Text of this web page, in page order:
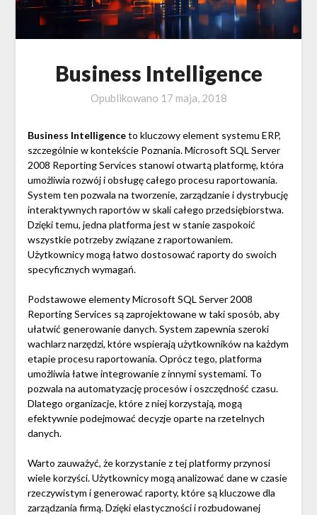
Business Intelligence
Opublikowano 17 maja, 2018
Business Intelligenceto kluczowy element systemu ERP,
szczególnie w kontekście Poznania. Microsoft SQL Server
2008 Reporting Services stanowi otwartą platformę, która
umożliwia rozwój i obsługę całego procesu raportowania.
System ten pozwala na tworzenie, zarządzanie i dystrybucję
interaktywnych raportów w skali całego przedsiębiorstwa.
Dzięki temu, jedna platforma jest w stanie zaspokoić
wszystkie potrzeby związane z raportowaniem.
Użytkownicy mogą łatwo dostosować raporty do swoich
specyficznych wymagań.
Podstawowe elementy Microsoft SQL Server 2008
Reporting Services są zaprojektowane w taki sposób, aby
ułatwić generowanie danych. System zapewnia szeroki
wachlarz narzędzi, które wspierają użytkowników na każdym
etapie procesu raportowania. Oprócz tego, platforma
umożliwia łatwe integrowanie z innymi systemami. To
pozwala na automatyzację procesów i oszczędność czasu.
Dlatego organizacje, które z niej korzystają, mogą
efektywnie podejmować decyzje oparte na rzetelnych
danych.
Warto zauważyć, że korzystanie z tej platformy przynosi
wiele korzyści. Użytkownicy mogą analizować dane w czasie
rzeczywistym i generować raporty, które są kluczowe dla
zarządzania firmą. Dzięki elastyczności i rozbudowanej